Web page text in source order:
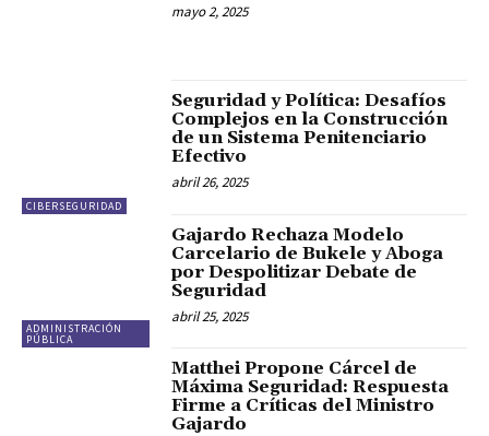
mayo 2, 2025
CIBERSEGURIDAD
Seguridad y Política: Desafíos
Complejos en la Construcción
de un Sistema Penitenciario
Efectivo
abril 26, 2025
ADMINISTRACIÓN
PÚBLICA
Gajardo Rechaza Modelo
Carcelario de Bukele y Aboga
por Despolitizar Debate de
Seguridad
abril 25, 2025
Matthei Propone Cárcel de
Máxima Seguridad: Respuesta
Firme a Críticas del Ministro
Gajardo